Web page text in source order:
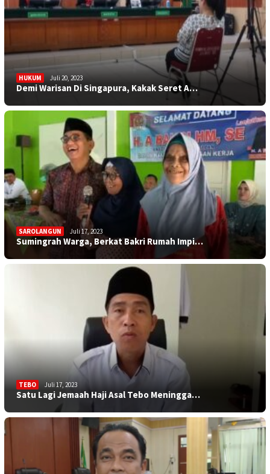
HUKUM Juli 20, 2023
Demi Warisan Di Singapura, Kakak Seret A…
SAROLANGUN Juli 17, 2023
Sumingrah Warga, Berkat Bakri Rumah Impi…
TEBO Juli 17, 2023
Satu Lagi Jemaah Haji Asal Tebo Meningga…